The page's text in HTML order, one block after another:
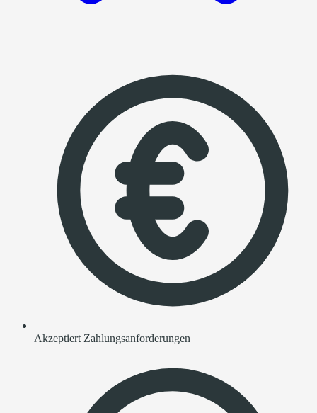
Akzeptiert Zahlungsanforderungen